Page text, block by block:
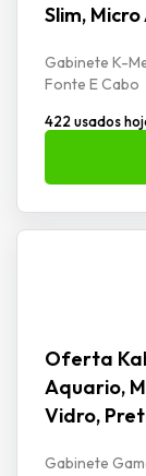
Slim,
Gabinete K-
Fonte E Cabo
422 usados
Oferta
Aquario,
Vidro,
Gabinete